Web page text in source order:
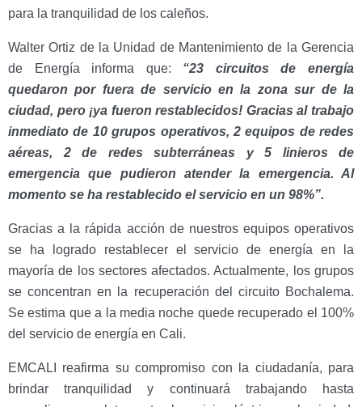
para la tranquilidad de los caleños.
Walter Ortiz de la Unidad de Mantenimiento de la Gerencia
de Energía informa que: “23 circuitos de energía
quedaron por fuera de servicio en la zona sur de la
ciudad, pero ¡ya fueron restablecidos! Gracias al trabajo
inmediato de 10 grupos operativos, 2 equipos de redes
aéreas, 2 de redes subterráneas y 5 linieros de
emergencia que pudieron atender la emergencia. Al
momento se ha restablecido el servicio en un 98%”.
Gracias a la rápida acción de nuestros equipos operativos
se ha logrado restablecer el servicio de energía en la
mayoría de los sectores afectados. Actualmente, los grupos
se concentran en la recuperación del circuito Bochalema.
Se estima que a la media noche quede recuperado el 100%
del servicio de energía en Cali.
EMCALI reafirma su compromiso con la ciudadanía, para
brindar tranquilidad y continuará trabajando hasta